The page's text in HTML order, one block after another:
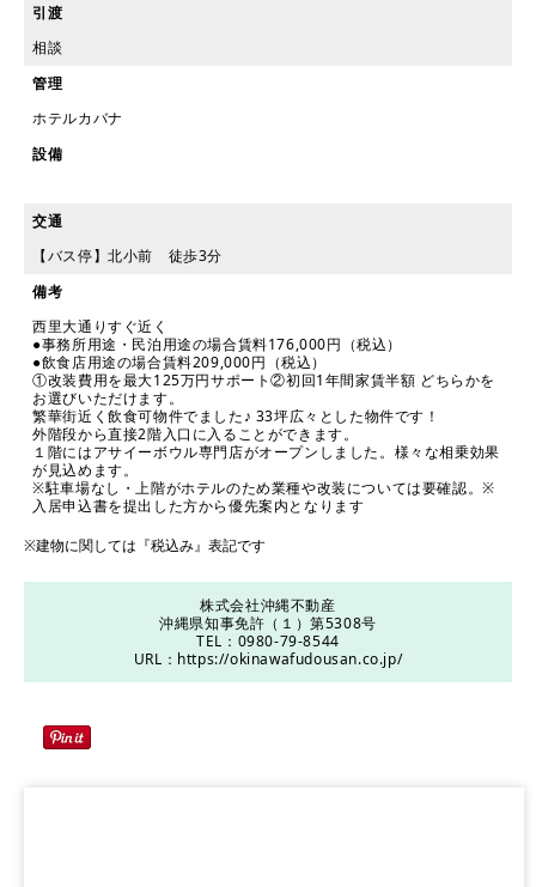
引渡
相談
管理
ホテルカバナ
設備
交通
【バス停】北小前 徒歩3分
備考
西里大通りすぐ近く
●事務所用途・民泊用途の場合賃料176,000円（税込）
●飲食店用途の場合賃料209,000円（税込）
①改装費用を最大125万円サポート②初回1年間家賃半額 どちらかを
お選びいただけます。
繁華街近く飲食可物件でました♪ 33坪広々とした物件です！
外階段から直接2階入口に入ることができます。
１階にはアサイーボウル専門店がオープンしました。様々な相乗効果
が見込めます。
※駐車場なし・上階がホテルのため業種や改装については要確認。※
入居申込書を提出した方から優先案内となります
※建物に関しては『税込み』表記です
株式会社沖縄不動産
沖縄県知事免許（１）第5308号
TEL：0980-79-8544
URL： https://okinawafudousan.co.jp/